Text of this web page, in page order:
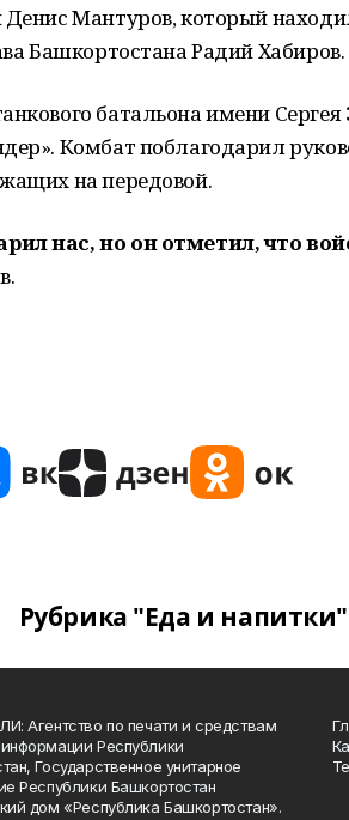
Мантуров, который
Башкортостана Радий Хабиров.
батальона имени Сергея
Комбат поблагодарил
на передовой.
нас, но он отметил, что
Рубрика "Еда и напитки"
Агентство по печати и средствам
Республики
Государственное унитарное
Республики Башкортостан
дом «Республика Башкортостан».